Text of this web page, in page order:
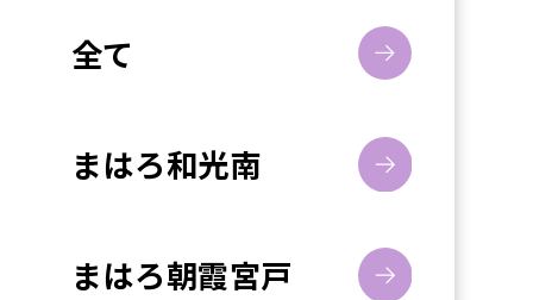
全て
まはろ和光南
まはろ朝霞宮戸